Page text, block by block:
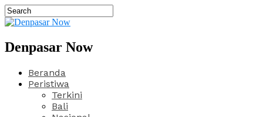
Denpasar Now
Beranda
Peristiwa
Terkini
Bali